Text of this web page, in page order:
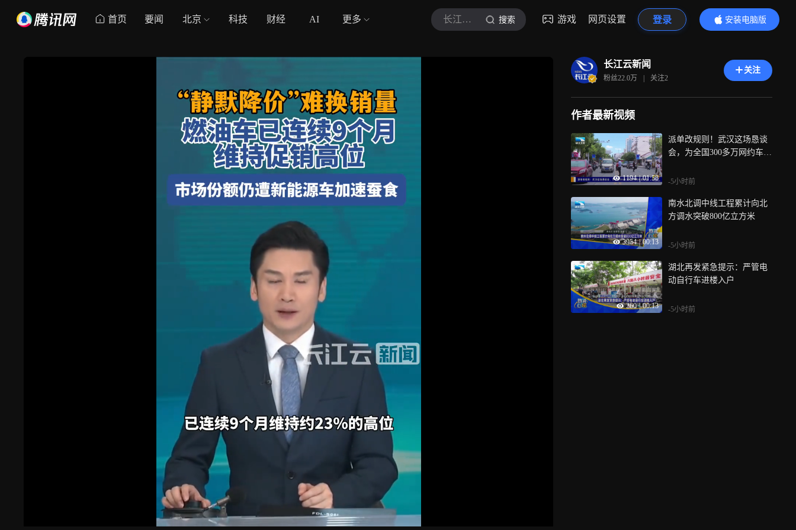
首页 要闻 北京 科技 财经 AI 更多 长江云新闻 搜索 游戏 网页设置 登录
安装电脑版
内容更精彩
长江云新闻
粉丝22.0万 | 关注2
关注
作者最新视频
1194 | 01:58
派单改规则！武汉这场恳谈
会，为全国300多万网约车司
-5小时前
3954 | 00:13
南水北调中线工程累计向北
方调水突破800亿立方米
-5小时前
260 | 00:13
湖北再发紧急提示：严管电
动自行车进楼入户
-5小时前